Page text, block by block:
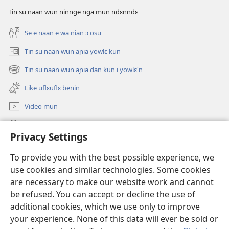
Privacy Settings
To provide you with the best possible experience, we
use cookies and similar technologies. Some cookies
are necessary to make our website work and cannot
be refused. You can accept or decline the use of
additional cookies, which we use only to improve
your experience. None of this data will ever be sold or
sɛ?
Tin su naan wun ninnge nga mun ndɛnndɛ
Se e naan e wa nian ɔ osu
Tin su naan wun aɲia yowlɛ kun
(opens
new
window)
Tin su naan wun aɲia dan kun i yowlɛ'n
(opens
new
window)
Like uflɛuflɛ benin
Video mun
(opens
window)ƐNTƐNƐTI SU FLUWA SIEWLƐ Watchtower™
(opens
new
window)JW Hub ®
(opens
new
window)